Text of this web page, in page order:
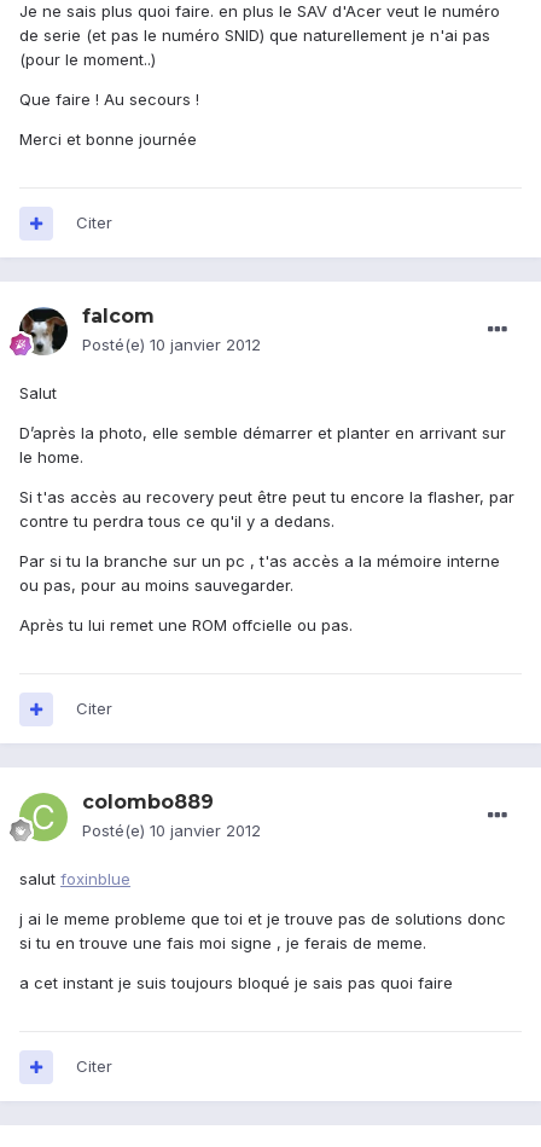
Je ne sais plus quoi faire. en plus le SAV d'Acer veut le numéro
de serie (et pas le numéro SNID) que naturellement je n'ai pas
(pour le moment..)
Que faire ! Au secours !
Merci et bonne journée
Citer
falcom
Posté(e) 10 janvier 2012
Salut
D’après la photo, elle semble démarrer et planter en arrivant sur
le home.
Si t'as accès au recovery peut être peut tu encore la flasher, par
contre tu perdra tous ce qu'il y a dedans.
Par si tu la branche sur un pc , t'as accès a la mémoire interne
ou pas, pour au moins sauvegarder.
Après tu lui remet une ROM offcielle ou pas.
Citer
colombo889
Posté(e) 10 janvier 2012
salut foxinblue
j ai le meme probleme que toi et je trouve pas de solutions donc
si tu en trouve une fais moi signe , je ferais de meme.
a cet instant je suis toujours bloqué je sais pas quoi faire
Citer